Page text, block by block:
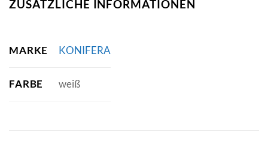
ZUSÄTZLICHE INFORMATIONEN
MARKE KONIFERA
FARBE weiß